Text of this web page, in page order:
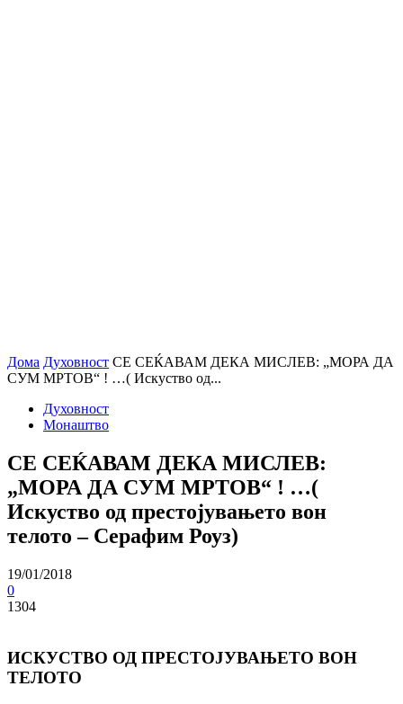
Дома Духовност СЕ СЕЌАВАМ ДЕКА МИСЛЕВ: „МОРА ДА
СУМ МРТОВ“ ! …( Искуство од...
Духовност
Монаштво
СЕ СЕЌАВАМ ДЕКА МИСЛЕВ:
„МОРА ДА СУМ МРТОВ“ ! …(
Искуство од престојувањето вон
телото – Серафим Роуз)
19/01/2018
0
1304
ИСКУСТВО ОД ПРЕСТОЈУВАЊЕТО ВОН
ТЕЛОТО